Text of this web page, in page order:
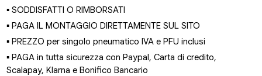
▪ SODDISFATTI O RIMBORSATI
▪ PAGA IL MONTAGGIO DIRETTAMENTE SUL SITO
▪ PREZZO per singolo pneumatico IVA e PFU inclusi
▪ PAGA in tutta sicurezza con Paypal, Carta di credito,
Scalapay, Klarna e Bonifico Bancario